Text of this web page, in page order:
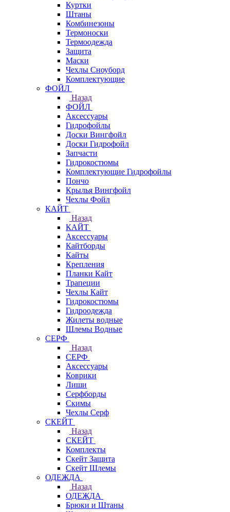
Куртки
Штаны
Комбинезоны
Термоноски
Термоодежда
Защита
Маски
Чехлы Сноуборд
Комплектующие
ФОЙЛ
Назад
ФОЙЛ
Аксессуары
Гидрофойлы
Доски Вингфойл
Доски Гидрофойл
Запчасти
Гидрокостюмы
Комплектующие Гидрофойлы
Пончо
Крылья Вингфойл
Чехлы Фойл
КАЙТ
Назад
КАЙТ
Аксессуары
Кайтборды
Кайты
Крепления
Планки Кайт
Трапеции
Чехлы Кайт
Гидрокостюмы
Гидроодежда
Жилеты водные
Шлемы Водные
СЕРФ
Назад
СЕРФ
Аксессуары
Коврики
Лиши
Серфборды
Скимы
Чехлы Cерф
СКЕЙТ
Назад
СКЕЙТ
Комплекты
Скейт Защита
Скейт Шлемы
ОДЕЖДА
Назад
ОДЕЖДА
Брюки и Штаны